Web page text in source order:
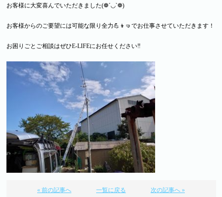
お客様に大変喜んでいただきました(❁´◡`❁)
お客様からのご要望には可能な限り全力💪👦🤜でお仕事させていただきます！
お困りごとご相談はぜひE-LIFEにお任せください‼
« 前の記事へ 一覧に戻る 次の記事へ »